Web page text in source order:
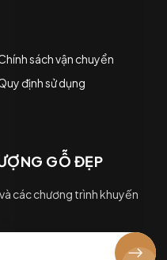
sách vận chuyển
định sử dụng
GỖ ĐẸP
các chương trình khuyến